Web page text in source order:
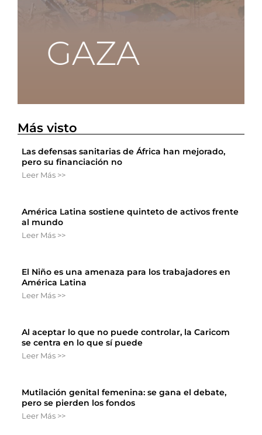
Más visto
Las defensas sanitarias de África han mejorado,
pero su financiación no
Leer Más >>
América Latina sostiene quinteto de activos frente
al mundo
Leer Más >>
El Niño es una amenaza para los trabajadores en
América Latina
Leer Más >>
Al aceptar lo que no puede controlar, la Caricom
se centra en lo que sí puede
Leer Más >>
Mutilación genital femenina: se gana el debate,
pero se pierden los fondos
Leer Más >>